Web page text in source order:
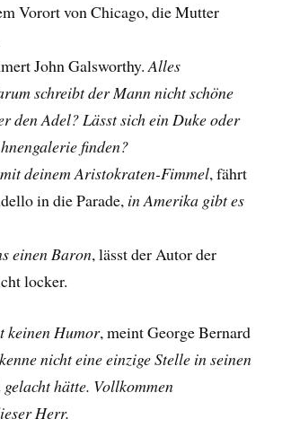
Vorort von Chicago, die Mutter
John Galsworthy.Alles
schreibt der Mann nicht schöne
den Adel? Lässt sich ein Duke oder
finden?
deinem Aristokraten-Fimmel, fährt
in die Parade, in Amerika gibt es
einen Baron, lässt der Autor der
locker.
keinen Humor, meint George Bernard
nicht eine einzige Stelle in seinen
hätte. Vollkommen
Herr.